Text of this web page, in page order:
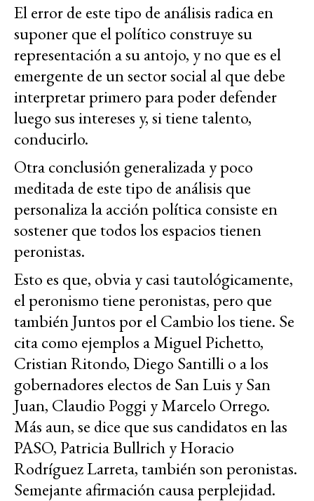
El error de este tipo de análisis radica en
suponer que el político construye su
representación a su antojo, y no que es el
emergente de un sector social al que debe
interpretar primero para poder defender
luego sus intereses y, si tiene talento,
conducirlo.
Otra conclusión generalizada y poco
meditada de este tipo de análisis que
personaliza la acción política consiste en
sostener que todos los espacios tienen
peronistas.
Esto es que, obvia y casi tautológicamente,
el peronismo tiene peronistas, pero que
también Juntos por el Cambio los tiene. Se
cita como ejemplos a Miguel Pichetto,
Cristian Ritondo, Diego Santilli o a los
gobernadores electos de San Luis y San
Juan, Claudio Poggi y Marcelo Orrego.
Más aun, se dice que sus candidatos en las
PASO, Patricia Bullrich y Horacio
Rodríguez Larreta, también son peronistas.
Semejante afirmación causa perplejidad.